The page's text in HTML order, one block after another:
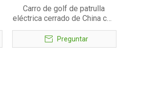
Carro de golf de patrulla
eléctrica cerrado de China con
puertas - EG6043KF
Preguntar